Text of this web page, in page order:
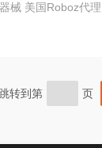
械 美国Roboz代
转到第 页